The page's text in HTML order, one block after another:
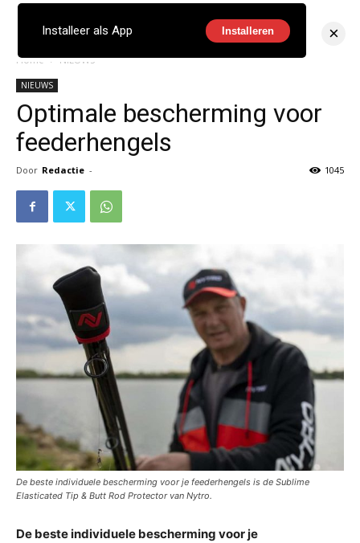
Home NIEUWS
NIEUWS
Optimale bescherming voor
feederhengels
Door Redactie - 1045
De beste individuele bescherming voor je feederhengels is de Sublime
Elasticated Tip & Butt Rod Protector van Nytro.
De beste individuele bescherming voor je
Installeer als App Installeren ×